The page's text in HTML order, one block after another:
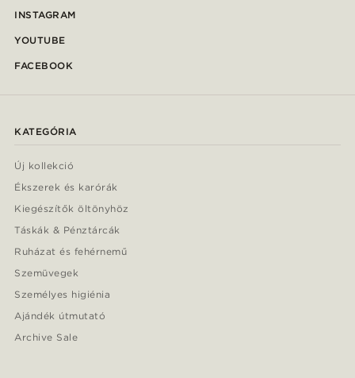
INSTAGRAM
YOUTUBE
FACEBOOK
KATEGÓRIA
Új kollekció
Ékszerek és karórák
Kiegészítők öltönyhöz
Táskák & Pénztárcák
Ruházat és fehérnemű
Szemüvegek
Személyes higiénia
Ajándék útmutató
Archive Sale